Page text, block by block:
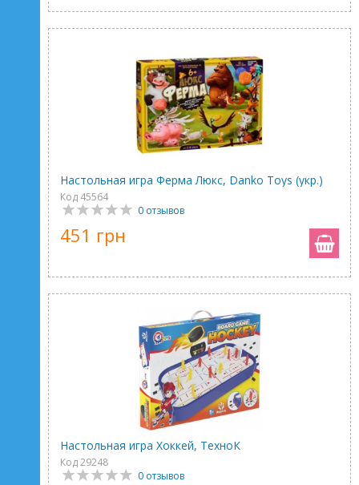
Настольная игра Ферма Люкс, Danko Toys (укр.)
Код 45564
0 отзывов
451 грн
Настольная игра Хоккей, ТехноК
Код 29248
0 отзывов